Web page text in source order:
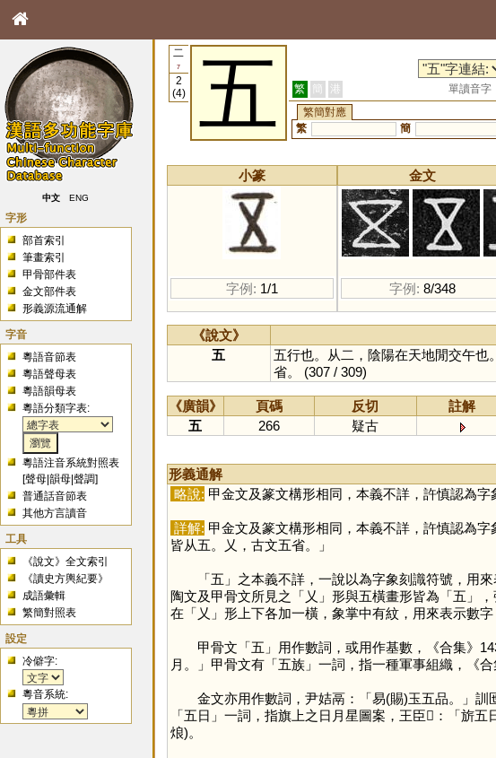
中文 ENG
字形
部首索引
筆畫索引
甲骨部件表
金文部件表
形義源流通解
字音
粵語音節表
粵語聲母表
粵語韻母表
粵語分類字表:
粵語注音系統對照表
[聲母 |韻母 |聲調]
普通話音節表
其他方言讀音
工具
《說文》全文索引
《讀史方輿紀要》
成語彙輯
繁簡對照表
設定
冷僻字:
粵音系統:
二
7
2
(4)
五 繁 簡 港
單讀音字
繁簡對應
繁
簡
小篆
字例: 1/1
金文
字例: 8/348
《說文》
五
五行也。从二，陰陽在天地閒交午也
省。 (307 / 309)
《廣韻》 頁碼 反切
註解
五
266 疑古
形義通解
略說: 甲金文及篆文構形相同，本義不詳，許慎認為
詳解: 甲金文及篆文構形相同，本義不詳，許慎認為
皆从五。乂，古文五省。」
「五 」之本義不詳，一說以為字象刻識符號，用
陶文及甲骨文所見之「 乂 」形與五橫畫形皆為「五 」
在「 乂 」形上下各加一橫，象掌中有紋，用來表示數字
甲骨文「五 」用作數詞，或用作基數，《合集》
月。」甲骨文有「五族」一詞，指一種軍事組織，《合
金文亦用作數詞，尹姞鬲：「易(賜)玉五品。」訓
「五日」一詞，指旗上之日月星圖案，王臣𣪕：「旂
烺)。